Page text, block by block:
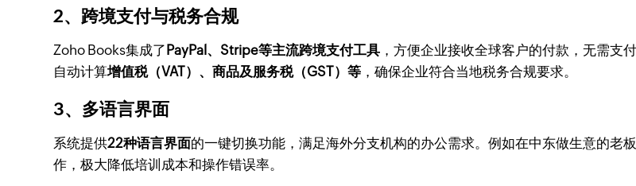
2、跨境支付与税务合规
Zoho Books集成了 PayPal、Stripe等主流跨境支付工具 ，方便企业接收全球客户的付款，无需支
自动计算增值税（VAT）、商品及服务税（GST）等 ，确保企业符合当地税务合规要求。
3、多语言界面
系统提供22种语言界面的一键切换功能，满足海外分支机构的办公需求。例如在中东做生意的老
作，极大降低培训成本和操作错误率。